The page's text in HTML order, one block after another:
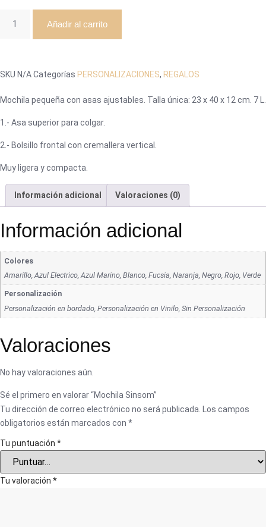
Añadir al carrito
SKU N/ACategorías PERSONALIZACIONES, REGALOS
Mochila pequeña con asas ajustables. Talla única: 23 x 40 x 12 cm. 7 L.
1.- Asa superior para colgar.
2.- Bolsillo frontal con cremallera vertical.
Muy ligera y compacta.
Información adicional Valoraciones (0)
Información adicional
Colores
Amarillo, Azul Electrico, Azul Marino, Blanco, Fucsia, Naranja, Negro, Rojo, Verde
Personalización
Personalización en bordado, Personalización en Vinilo, Sin Personalización
Valoraciones
No hay valoraciones aún.
Sé el primero en valorar “Mochila Sinsom”
Tu dirección de correo electrónico no será publicada. Los campos
obligatorios están marcados con *
Tu puntuación *
Tu valoración *